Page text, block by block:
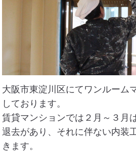
住まいの
お問い
よく
プライバ
採
大阪市東淀川区にてワンルーム
しております。
賃貸マンションでは２月～３月
退去があり、それに伴ない内装
きます。